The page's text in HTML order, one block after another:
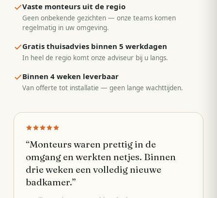
Vaste monteurs uit de regio
Geen onbekende gezichten — onze teams komen
regelmatig in uw omgeving.
Gratis thuisadvies binnen 5 werkdagen
In heel de regio komt onze adviseur bij u langs.
Binnen 4 weken leverbaar
Van offerte tot installatie — geen lange wachttijden.
“Monteurs waren prettig in de
omgang en werkten netjes. Binnen
drie weken een volledig nieuwe
badkamer.”